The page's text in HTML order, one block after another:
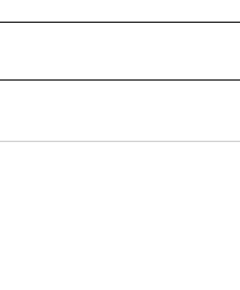
NOTIFICATIONS ABOUT NEW